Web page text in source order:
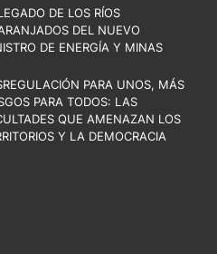
DE LOS RÍOS
DEL NUEVO
DE ENERGÍA Y MINAS
PARA UNOS, MÁS
PARA TODOS: LAS
QUE AMENAZAN LOS
Y LA DEMOCRACIA